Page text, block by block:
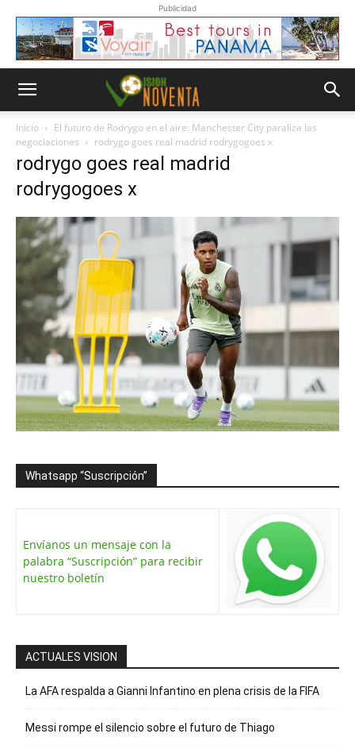
Publicidad
Inicio
El futuro de Rodrygo en el aire: Manchester City paraliza las
negociaciones
rodrygo goes real madrid rodrygogoes x
rodrygo goes real madrid
rodrygogoes x
Whatsapp “Suscripción”
Envíanos un mensaje con la
palabra “Suscripción” para recibir
nuestro boletín
ACTUALES VISION
La AFA respalda a Gianni Infantino en plena crisis de la FIFA
Messi rompe el silencio sobre el futuro de Thiago